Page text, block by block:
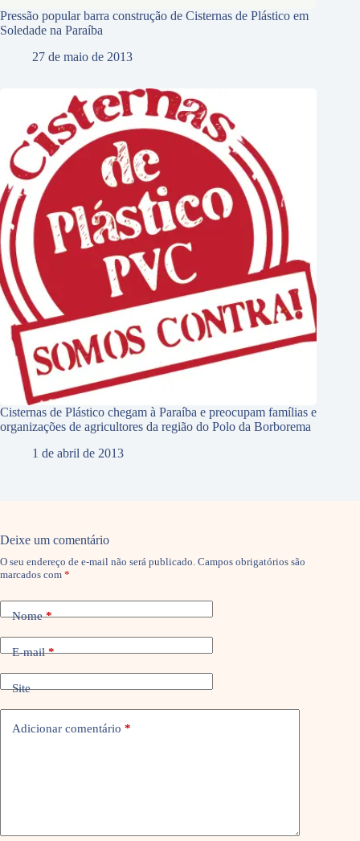
Pressão popular barra construção de Cisternas de Plástico em
Soledade na Paraíba
27 de maio de 2013
Cisternas de Plástico chegam à Paraíba e preocupam famílias e
organizações de agricultores da região do Polo da Borborema
1 de abril de 2013
Deixe um comentário
O seu endereço de e-mail não será publicado. Campos obrigatórios são
marcados com *
Nome*
E-mail*
Site
Adicionar comentário *